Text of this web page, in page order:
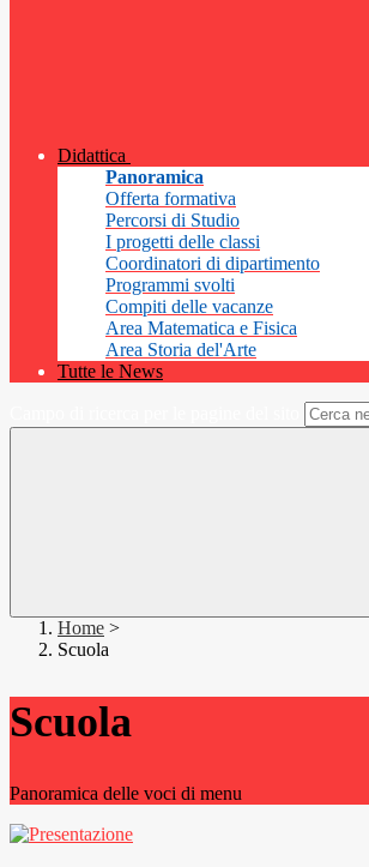
Didattica
Panoramica
Offerta formativa
Percorsi di Studio
I progetti delle classi
Coordinatori di dipartimento
Programmi svolti
Compiti delle vacanze
Area Matematica e Fisica
Area Storia del'Arte
Tutte le News
Home >
Scuola
Scuola
Panoramica delle voci di menu